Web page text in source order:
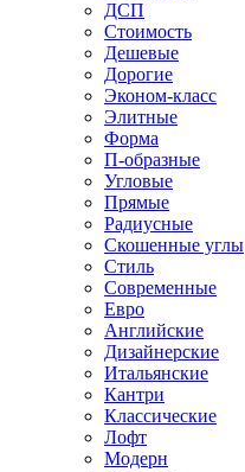
ДСП
Стоимость
Дешевые
Дорогие
Эконом-класс
Элитные
Форма
П-образные
Угловые
Прямые
Радиусные
Скошенные углы
Стиль
Современные
Евро
Английские
Дизайнерские
Итальянские
Кантри
Классические
Лофт
Модерн